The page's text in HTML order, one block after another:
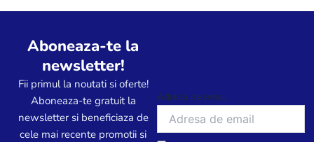
Aboneaza-te la
newsletter!
Fii primul la noutati si oferte!
Aboneaza-te gratuit la
newsletter si beneficiaza de
cele mai recente promotii si
Adresa de email